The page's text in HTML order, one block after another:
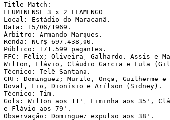
Title Match:
FLUMINENSE 3 x 2 FLAMENGO
Local: Estádio do Maracanã.
Data: 15/06/1969.
Árbitro: Armando Marques.
Renda: NCr$ 697.438,00.
Público: 171.599 pagantes.
FFC: Félix; Oliveira, Galhardo. Assis e
Wilton, Flávio, Cláudio Garcia e Lula
Técnico: Telê Santana.
CRF: Dominguez; Murilo, Onça, Guilherme
Doval, Fio, Dionísio e Arílson (Sidney).
Técnico: Tim.
Gols: Wilton aos 11', Liminha aos 35',
e Flávio aos 79'.
Observação: Dominguez expulso aos 38'.